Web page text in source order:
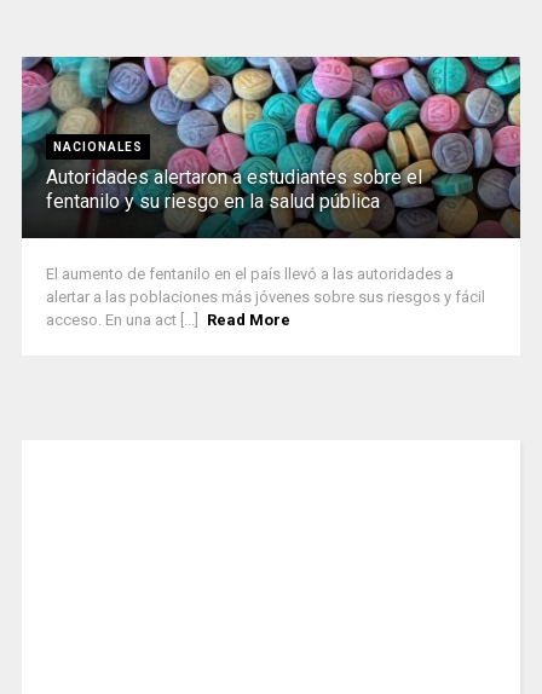
NACIONALES
Autoridades alertaron a estudiantes sobre el
fentanilo y su riesgo en la salud pública
El aumento de fentanilo en el país llevó a las autoridades a
alertar a las poblaciones más jóvenes sobre sus riesgos y fácil
acceso. En una act [...]
Read More